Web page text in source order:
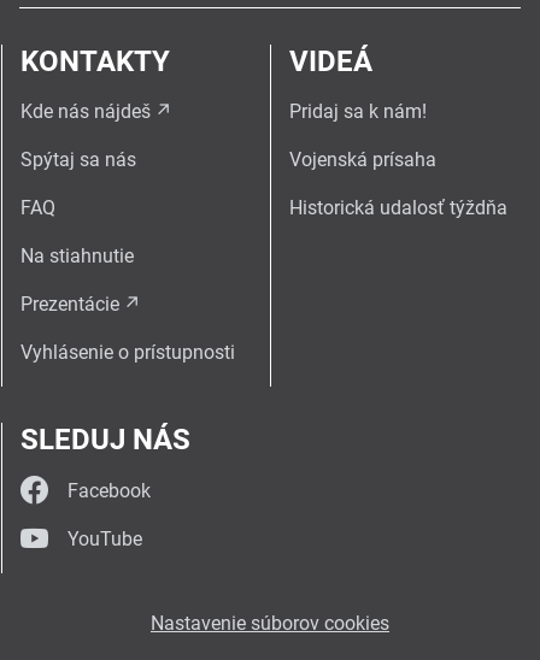
KONTAKTY
Kde nás nájdeš
Spýtaj sa nás
FAQ
Na stiahnutie
Prezentácie
Vyhlásenie o prístupnosti
VIDEÁ
Pridaj sa k nám!
Vojenská prísaha
Historická udalosť týždňa
SLEDUJ NÁS
Facebook
YouTube
Nastavenie súborov cookies